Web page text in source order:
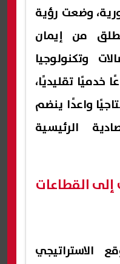
وضعت رؤية
من إيمان
وتكنولوجيا
خدميًا تقليديًا،
واعدًا ينضم
الرئيسية
إلى القطاعات
الاستراتيجي